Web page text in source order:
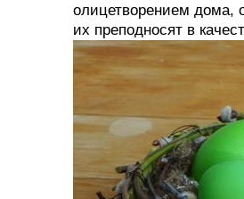
олицетворением дома,
их преподносят в